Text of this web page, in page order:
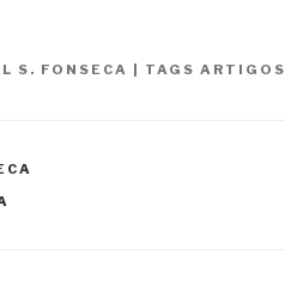
S. FONSECA | TAGS ARTIGOS